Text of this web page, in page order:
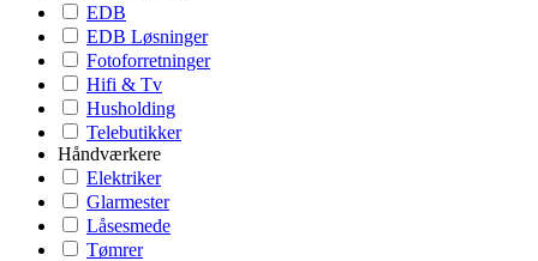
EDB
EDB Løsninger
Fotoforretninger
Hifi & Tv
Husholding
Telebutikker
Håndværkere
Elektriker
Glarmester
Låsesmede
Tømrer